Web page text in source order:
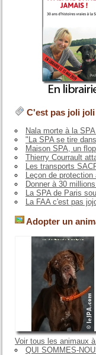
C'est pas joli joli
Nala morte à la
"La SPA se tire
Maison SPA, un
Thierry Courrault
Les transports
Leçon de protection
Donner à 30
La SPA de Paris
La FAA c'est pas
Adopter un
Voir tous les animaux
QUI SOMMES-